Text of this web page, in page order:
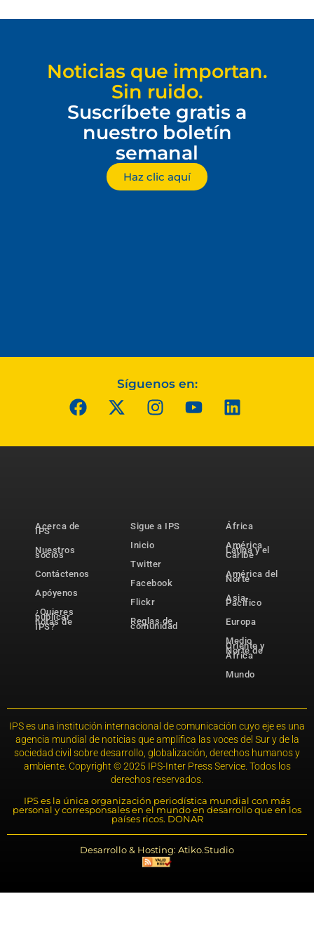
Noticias que importan.
Sin ruido.
Suscríbete gratis a
nuestro boletín
semanal
Haz clic aquí
Síguenos en:
Acerca de
IPS
Nuestros
socios
Contáctenos
Apóyenos
¿Quieres
publicar
notas de
IPS?
Sigue a IPS
Inicio
Twitter
Facebook
Flickr
Reglas de
comunidad
África
América
Latina y el
Caribe
América del
Norte
Asia-
Pacífico
Europa
Medio
Oriente y
Norte de
África
Mundo
IPS es una institución internacional de comunicación cuyo eje es una
agencia mundial de noticias que amplifica las voces del Sur y de la
sociedad civil sobre desarrollo, globalización, derechos humanos y
ambiente. Copyright © 2025 IPS-Inter Press Service. Todos los
derechos reservados.
IPS es la única organización periodística mundial con más
personal y corresponsales en el mundo en desarrollo que en los
países ricos. DONAR
Desarrollo & Hosting: Atiko.Studio